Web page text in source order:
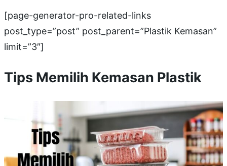
[page-generator-pro-related-links
post_type=”post” post_parent=”Plastik Kemasan”
limit=”3″]
Tips Memilih Kemasan Plastik